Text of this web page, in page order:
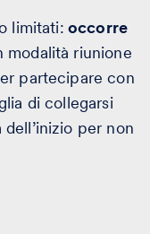
limitati: occorre
modalità riunione
partecipare con
di collegarsi
dell’inizio per non